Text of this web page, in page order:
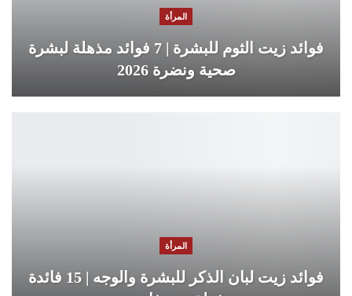
المرأة
فوائد زيت الثوم للبشرة | 7 فوائد مذهلة لبشرة
صحية ونضرة 2026
المرأة
فوائد زيت لبان الذكر للبشرة والوجه | 15 فائدة